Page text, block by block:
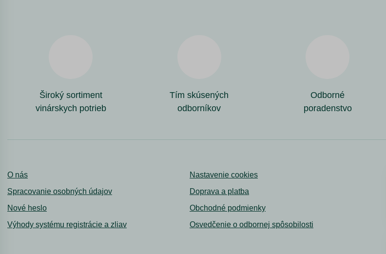
Široký sortiment
vinárskych potrieb
Tím skúsených
odborníkov
Odborné
poradenstvo
O nás
Spracovanie osobných údajov
Nové heslo
Výhody systému registrácie a zliav
Nastavenie cookies
Doprava a platba
Obchodné podmienky
Osvedčenie o odbornej spôsobilosti